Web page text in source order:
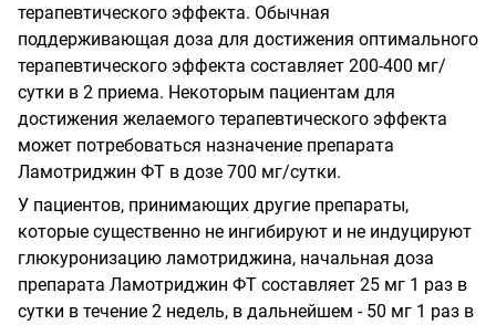
терапевтического эффекта. Обычная
поддерживающая доза для достижения оптимального
терапевтического эффекта составляет 200-400 мг/
сутки в 2 приема. Некоторым пациентам для
достижения желаемого терапевтического эффекта
может потребоваться назначение препарата
Ламотриджин ФТ в дозе 700 мг/сутки.
У пациентов, принимающих другие препараты,
которые существенно не ингибируют и не индуцируют
глюкуронизацию ламотриджина, начальная доза
препарата Ламотриджин ФТ составляет 25 мг 1 раз в
сутки в течение 2 недель, в дальнейшем - 50 мг 1 раз в